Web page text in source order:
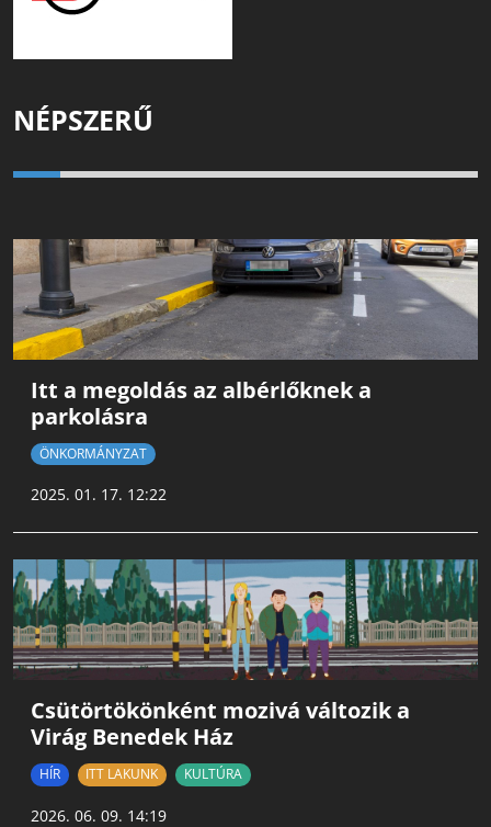
NÉPSZERŰ
Itt a megoldás az albérlőknek a
parkolásra
ÖNKORMÁNYZAT
2025. 01. 17. 12:22
Csütörtökönként mozivá változik a
Virág Benedek Ház
HÍR ITT LAKUNK KULTÚRA
2026. 06. 09. 14:19